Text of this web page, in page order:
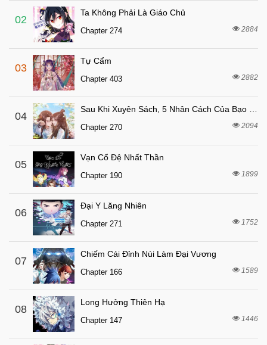
02
Ta Không Phải Là Giáo Chủ
Chapter 274 2884
03
Tự Cẩm
Chapter 403 2882
04
Chapter 270 2094
05
Vạn Cổ Đệ Nhất Thần
Chapter 190 1899
06
Đại Y Lăng Nhiên
Chapter 271 1752
07
Chiếm Cái Đỉnh Núi Làm Đại Vương
Chapter 166 1589
08
Long Hưởng Thiên Hạ
Chapter 147 1446